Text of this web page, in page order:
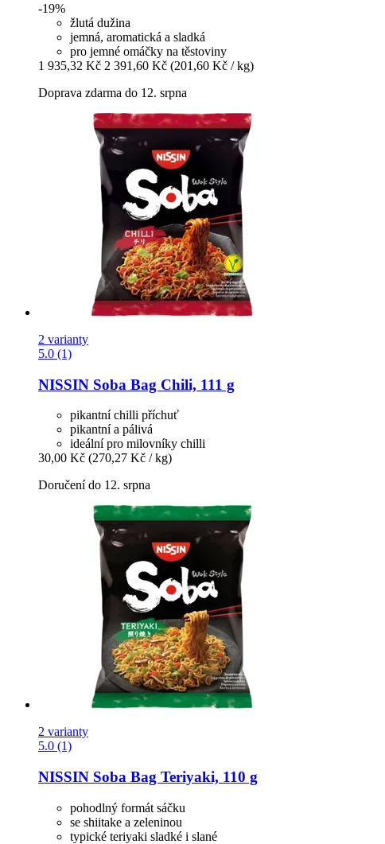
-19%
žlutá dužina
jemná, aromatická a sladká
pro jemné omáčky na těstoviny
1 935,32 Kč 2 391,60 Kč (201,60 Kč / kg)
Doprava zdarma do 12. srpna
2 varianty
5.0 (1)
NISSIN Soba Bag Chili, 111 g
pikantní chilli příchuť
pikantní a pálivá
ideální pro milovníky chilli
30,00 Kč (270,27 Kč / kg)
Doručení do 12. srpna
2 varianty
5.0 (1)
NISSIN Soba Bag Teriyaki, 110 g
pohodlný formát sáčku
se shiitake a zeleninou
typické teriyaki sladké i slané